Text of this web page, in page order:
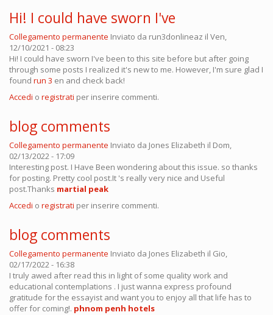
Hi! I could have sworn I've
Collegamento permanente Inviato da run3donlineaz il Ven,
12/10/2021 - 08:23
Hi! I could have sworn I've been to this site before but after going
through some posts I realized it's new to me. However, I'm sure glad I
found run 3 en and check back!
Accedi o registrati per inserire commenti.
blog comments
Collegamento permanente Inviato da Jones Elizabeth il Dom,
02/13/2022 - 17:09
Interesting post. I Have Been wondering about this issue. so thanks
for posting. Pretty cool post.It 's really very nice and Useful
post.Thanks martial peak
Accedi o registrati per inserire commenti.
blog comments
Collegamento permanente Inviato da Jones Elizabeth il Gio,
02/17/2022 - 16:38
I truly awed after read this in light of some quality work and
educational contemplations . I just wanna express profound
gratitude for the essayist and want you to enjoy all that life has to
offer for coming!. phnom penh hotels